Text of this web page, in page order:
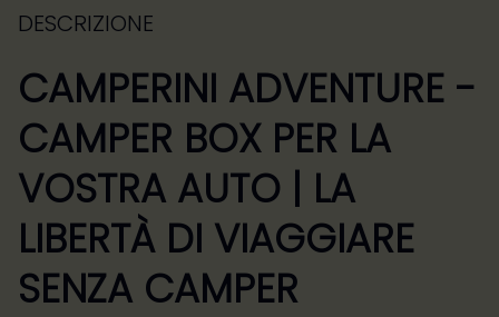
95W
x
55D(cm)
DESCRIZIONE
CAMPERINI ADVENTURE -
CAMPER BOX PER LA
VOSTRA AUTO | LA
LIBERTÀ DI VIAGGIARE
SENZA CAMPER